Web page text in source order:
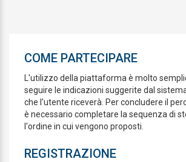
COME PARTECIPARE
L'utilizzo della piattaforma è molto
seguire le indicazioni suggerite dal
che l'utente riceverà. Per concludere il
è necessario completare la sequenza di
l'ordine in cui vengono proposti.
REGISTRAZIONE